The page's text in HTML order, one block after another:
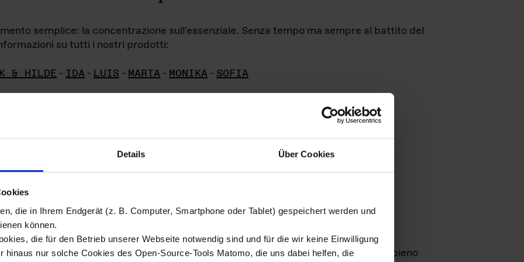
Details Über Cookies
die in Ihrem Endgerät (z. B. Computer, Smartphone oder Tablet) gespeichert werden und
können.
die für den Betrieb unserer Webseite notwendig sind und für die wir keine Einwilligung
hinaus nur solche Cookies des Open-Source-Tools Matomo, die uns dabei helfen, die
semplice: la concentrazione sull'essenziale. Senza tempo ma sempre al battito del
su tutti i nostri prodotti:
& HILDE - IDA - LUIS - MARTA - MONIKA - SOFIA
di immagini
materiale fotografico sono detenuti daDas ganze LebenGmbH e rimangono in pieno